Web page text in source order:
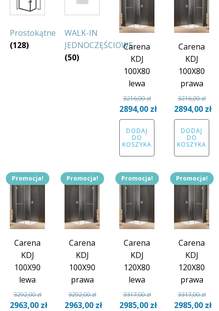
Prostokątne
(128)
WALK-IN
JEDNOCZĘŚCIOWE
(50)
Carena
KDJ
100X80
lewa
3216,00zł
Pierwotna
cena
wynosiła:
3216,00 zł.
2894,00 zł
Aktualna
cena
wynosi:
2894,00 zł.
DODAJ
DO
KOSZYKA
Carena
KDJ
100X80
prawa
3216,00zł
Pierwotna
cena
wynosiła:
3216,00 zł.
2894,00 zł
cena
DODAJ
DO
KOSZYKA
Promocja!
Carena
KDJ
100X90
lewa
3292,00zł
Pierwotna
2963,00 zł
Promocja!
Carena
KDJ
100X90
prawa
3292,00zł
Pierwotna
2963,00 zł
Promocja!
Carena
KDJ
120X80
lewa
3317,00zł
Pierwotna
2985,00 zł
Promocja!
Carena
KDJ
120X80
prawa
3317,00zł
Pierwotna
2985,00 zł